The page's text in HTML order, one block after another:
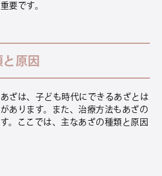
要です。
原因
ざは、子ども時代にできるあざとは
あります。また、治療方法もあざの
。ここでは、主なあざの種類と原因